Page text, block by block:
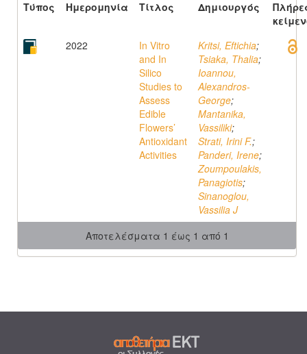
Τύπος
Ημερομηνία Τίτλος Δημιουργός
2022
In Vitro
and In
Silico
Studies to
Assess
Edible
Flowers’
Antioxidant
Activities
Kritsi, Eftichia;
Tsiaka, Thalia;
Ioannou,
Alexandros-
George;
Mantanika,
Vassiliki;
Strati, Irini F.;
Panderi, Irene;
Zoumpoulakis,
Panagiotis;
Sinanoglou,
Vassilia J
Αποτελέσματα 1 έως 1 από 1